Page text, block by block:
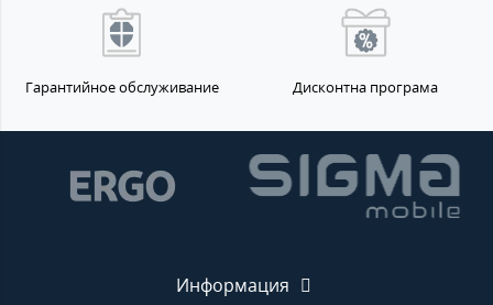
Гарантийное обслуживание Дисконтна програма
Информация